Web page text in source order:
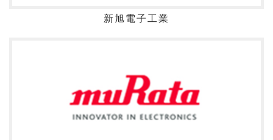
新旭電子工業